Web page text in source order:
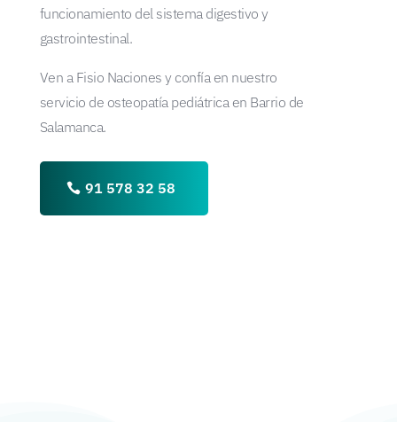
funcionamiento del sistema digestivo y
gastrointestinal.
Ven a Fisio Naciones y confía en nuestro
servicio de osteopatía pediátrica en Barrio de
Salamanca.
91 578 32 58